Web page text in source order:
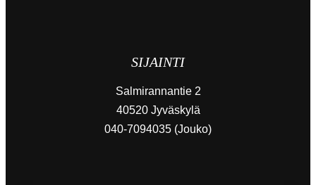
SIJAINTI
Salmirannantie 2
40520 Jyväskylä
040-7094035 (Jouko)